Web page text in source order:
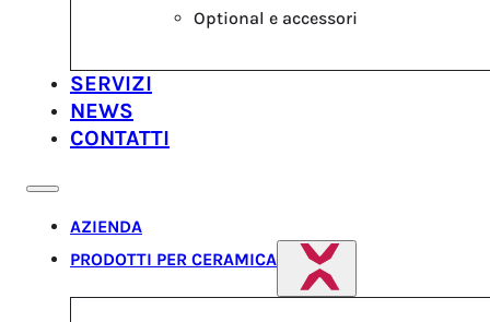
Optional e accessori
SERVIZI
NEWS
CONTATTI
AZIENDA
PRODOTTI PER CERAMICA